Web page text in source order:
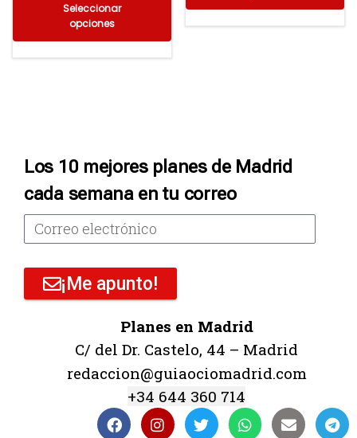
Seleccionar
opciones
Los 10 mejores planes de Madrid
cada semana en tu correo
¡Me apunto!
Planes en Madrid
C/ del Dr. Castelo, 44 – Madrid
redaccion@guiaociomadrid.com
+34 644 360 714